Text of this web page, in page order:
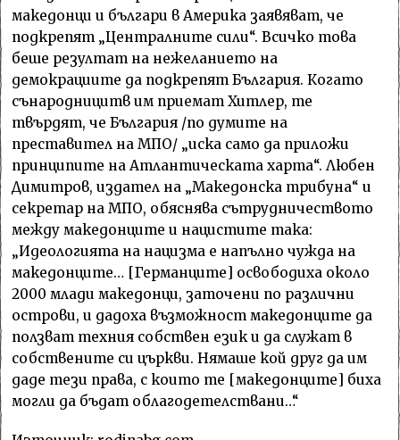
македонци и българи в Америка заявяват, че
подкрепят „Централните сили“. Всичко това
беше резултат на нежеланието на
демокрациите да подкрепят България. Когато
сънародницитв им приемат Хитлер, те
твърдят, че България /по думите на
преставител на МПО/ „иска само да приложи
принципите на Атлантическата харта“. Любен
Димитров, издател на „Македонска трибуна“ и
секретар на МПО, обяснява сътрудничеството
между македонците и нацистите така:
„Идеологията на нацизма е напълно чужда на
македонците… [Германците] освободиха около
2000 млади македонци, заточени по различни
острови, и дадоха възможност македонците да
ползват техния собствен език и да служат в
собствените си църкви. Нямаше кой друг да им
даде тези права, с които те [македонците] биха
могли да бъдат облагодетелствани…“